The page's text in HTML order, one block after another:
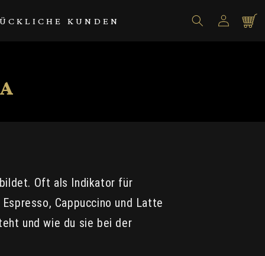
KUNDEN Einloggen
Oft als Indikator für
Cappuccino und Latte
und wie du sie bei der